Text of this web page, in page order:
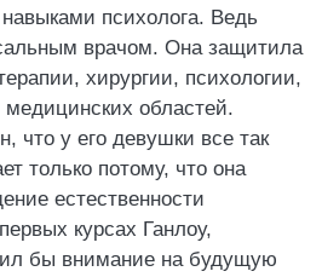
психолога. Ведь
врачом. Она защитила
хирургии, психологии,
областей.
что у его девушки все так
только потому, что она
естественности
курсах Ганлоу,
бы внимание на будущую